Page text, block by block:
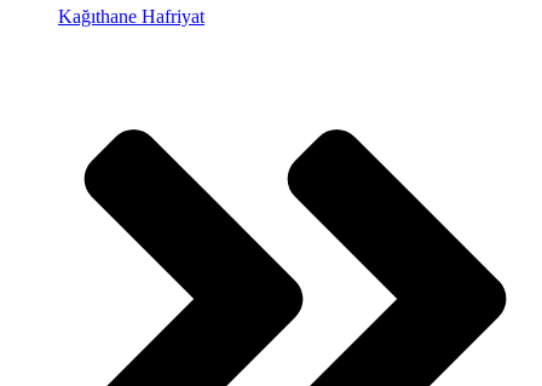
Kağıthane Hafriyat